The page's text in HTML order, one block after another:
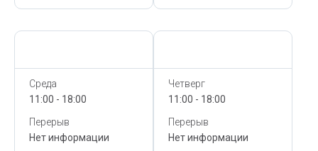
Среда
11:00 - 18:00
Перерыв
Нет информации
Четверг
11:00 - 18:00
Перерыв
Нет информации